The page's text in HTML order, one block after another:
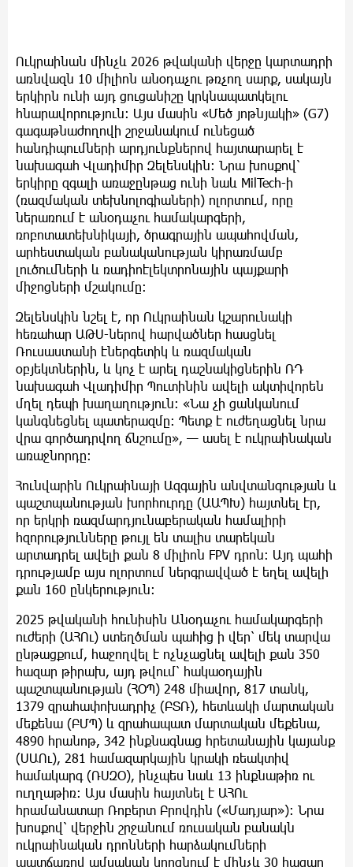
Ուկրաինան մինչև 2026 թվականի վերջը կարտադրի
առնվազն 10 միլիոն անօդաչու թռչող սարք, սակայն
երկիրն ունի այդ ցուցանիշը կրկնապատկելու
հնարավորություն։ Այս մասին «Մեծ յոթնյակի» (G7)
գագաթնաժողովի շրջանակում ունեցած
հանդիպումների արդյունքներով հայտարարել է
նախագահ Վլադիմիր Զելենսկին։ Նրա խոսքով՝
երկիրը զգալի առաջընթաց ունի նաև MilTech-ի
(ռազմական տեխնոլոգիաների) ոլորտում, որը
ներառում է անօդաչու համակարգերի,
ռոբոտատեխնիկայի, ծրագրային ապահովման,
արհեստական բանականության կիրառմամբ
լուծումների և ռադիոէլեկտրոնային պայքարի
միջոցների մշակումը։
Զելենսկին նշել է, որ Ուկրաինան կշարունակի
հեռահար ԱԹՍ-ներով հարվածներ հասցնել
Ռուսաստանի էներգետիկ և ռազմական
օբյեկտներին, և կոչ է արել դաշնակիցներին ՌԴ
նախագահ Վլադիմիր Պուտինին ավելի ակտիվորեն
մղել դեպի խաղաղություն։ «Նա չի ցանկանում
կանգնեցնել պատերազմը։ Պետք է ուժեղացնել նրա
վրա գործադրվող ճնշումը», — ասել է ուկրաինական
առաջնորդը։
Հունվարին Ուկրաինայի Ազգային անվտանգության և
պաշտպանության խորհուրդը (ԱԱՊԽ) հայտնել էր,
որ երկրի ռազմարդյունաբերական համալիրի
հզորությունները թույլ են տալիս տարեկան
արտադրել ավելի քան 8 միլիոն FPV դրոն։ Այդ պահի
դրությամբ այս ոլորտում ներգրավված է եղել ավելի
քան 160 ընկերություն։
2025 թվականի հունիսին Անօդաչու համակարգերի
ուժերի (ԱՀՈւ) ստեղծման պահից ի վեր՝ մեկ տարվա
ընթացքում, հաջողվել է ոչնչացնել ավելի քան 350
հազար թիրախ, այդ թվում՝ հակաօդային
պաշտպանության (ՀՕՊ) 248 միավոր, 817 տանկ,
1379 զրահափոխադրիչ (ԲՏՌ), հետևակի մարտական
մեքենա (ԲՄՊ) և զրահապատ մարտական մեքենա,
4890 հրանոթ, 342 ինքնագնաց հրետանային կայանք
(ՍԱՈւ), 281 համազարկային կրակի ռեակտիվ
համակարգ (ՌՍԶՕ), ինչպես նաև 13 ինքնաթիռ ու
ուղղաթիռ։ Այս մասին հայտնել է ԱՀՈւ
հրամանատար Ռոբերտ Բրովդին («Մադյար»)։ Նրա
խոսքով՝ վերջին շրջանում ռուսական բանակն
ուկրաինական դրոնների հարձակումների
պատճառով ամսական կորցնում է մինչև 30 հազար